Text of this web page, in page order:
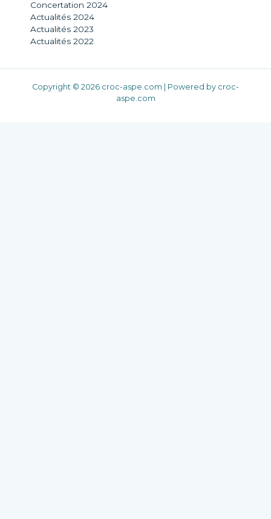
Concertation 2024
Actualités 2024
Actualités 2023
Actualités 2022
Copyright © 2026 croc-aspe.com | Powered by croc-
aspe.com